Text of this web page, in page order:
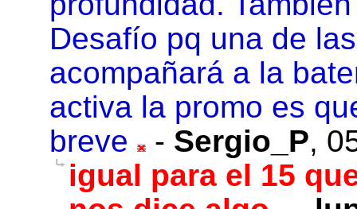
Desafío pq una de
acompañará a la
activa la promo es
breve
- Sergio_P,
igual para el 15